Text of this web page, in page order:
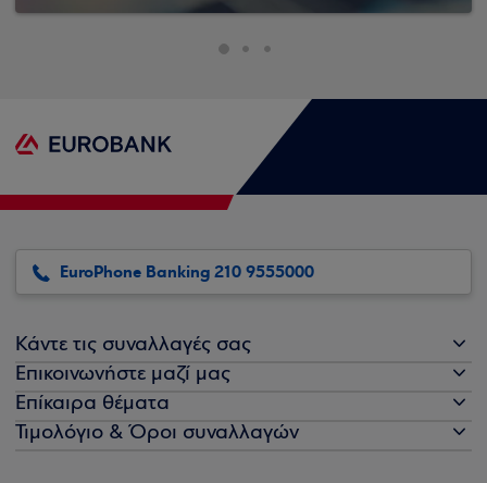
EuroPhone Banking 210 9555000
Κάντε τις συναλλαγές σας
Επικοινωνήστε μαζί μας
Επίκαιρα θέματα
Τιμολόγιο & Όροι συναλλαγών